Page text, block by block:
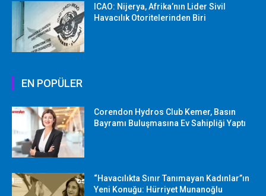
ICAO: Nijerya, Afrika’nın Lider Sivil
Havacılık Otoritelerinden Biri
EN POPÜLER
Corendon Hydros Club Kemer, Basın
Bayramı Buluşmasına Ev Sahipliği Yaptı
“Havacılıkta Sınır Tanımayan Kadınlar”ın
Yeni Konuğu: Hürriyet Munanoğlu